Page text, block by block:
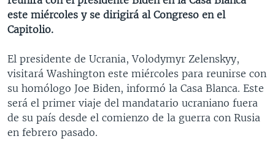
EL MUNDO AL DÍA [RADIO]
FORO [RADIO]
DEPORTIVO INTERNACIONAL
NOTA ECONÓMICA
ENTRETENIMIENTO
SÍGANOS
Idiomas
este miércoles y se dirigirá al Congreso en el
Capitolio.
El presidente de Ucrania, Volodymyr Zelenskyy,
visitará Washington este miércoles para reunirse con
su homólogo Joe Biden, informó la Casa Blanca. Este
será el primer viaje del mandatario ucraniano fuera
de su país desde el comienzo de la guerra con Rusia
en febrero pasado.